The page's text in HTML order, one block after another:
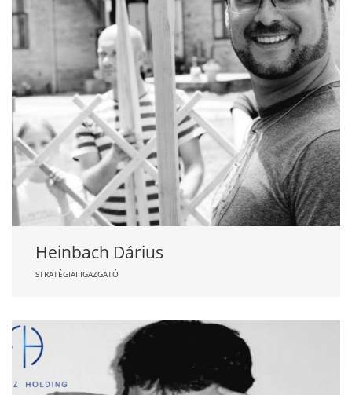
Heinbach Dárius
STRATÉGIAI IGAZGATÓ